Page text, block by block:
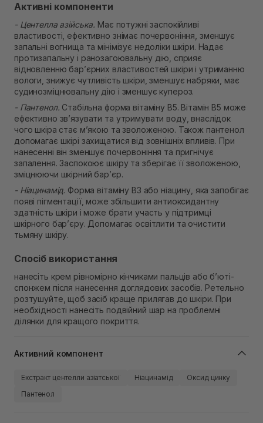
Активні компоненти
- Центелла азійська. Має потужні заспокійливі
властивості, ефективно знімає почервоніння, зменшує
запальні вогнища та мінімізує недоліки шкіри. Надає
протизапальну і ранозагоювальну дію, сприяє
відновленню бар’єрних властивостей шкіри і утриманню
вологи, знижує чутливість шкіри, зменшує набряки, має
судинозміцнювальну дію і зменшує купероз.
- Пантенол. Стабільна форма вітаміну В5. Вітамін B5 може
ефективно зв’язувати та утримувати воду, внаслідок
чого шкіра стає м’якою та зволоженою. Також пантенол
допомагає шкірі захищатися від зовнішніх впливів. При
нанесенні він зменшує почервоніння та пригнічує
запалення. Заспокоює шкіру та зберігає її зволоженою,
зміцнюючи шкірний бар’єр.
- Ніацинамід. Форма вітаміну B3 або ніацину, яка запобігає
появі пігментації, може збільшити антиоксидантну
здатність шкіри і може брати участь у підтримці
шкірного бар’єру. Допомагає освітлити та очистити
тьмяну шкіру.
Спосіб використання
нанесіть крем рівномірно кінчиками пальців або б’юті-
спонжем після нанесення доглядових засобів. Ретельно
розтушуйте, щоб засіб краще прилягав до шкіри. При
необхідності нанесіть подвійний шар на проблемні
ділянки для кращого покриття.
Активний компонент
Екстракт центелли азіатської Ніацинамід
Оксид цинку
Пантенол